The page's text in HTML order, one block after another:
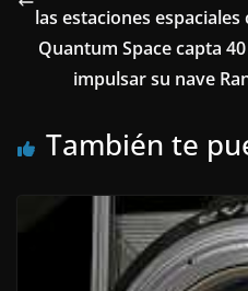
las estaciones espaciales
Quantum Space capta
impulsar su nave
También te